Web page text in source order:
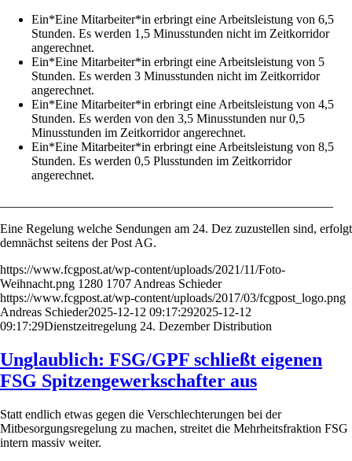
Ein*Eine Mitarbeiter*in erbringt eine Arbeitsleistung von 6,5
Stunden. Es werden 1,5 Minusstunden nicht im Zeitkorridor
angerechnet.
Ein*Eine Mitarbeiter*in erbringt eine Arbeitsleistung von 5
Stunden. Es werden 3 Minusstunden nicht im Zeitkorridor
angerechnet.
Ein*Eine Mitarbeiter*in erbringt eine Arbeitsleistung von 4,5
Stunden. Es werden von den 3,5 Minusstunden nur 0,5
Minusstunden im Zeitkorridor angerechnet.
Ein*Eine Mitarbeiter*in erbringt eine Arbeitsleistung von 8,5
Stunden. Es werden 0,5 Plusstunden im Zeitkorridor
angerechnet.
Eine Regelung welche Sendungen am 24. Dez zuzustellen sind, erfolgt
demnächst seitens der Post AG.
https://www.fcgpost.at/wp-content/uploads/2021/11/Foto-
Weihnacht.png 1280 1707 Andreas Schieder
https://www.fcgpost.at/wp-content/uploads/2017/03/fcgpost_logo.png
Andreas Schieder2025-12-12 09:17:292025-12-12
09:17:29Dienstzeitregelung 24. Dezember Distribution
Unglaublich: FSG/GPF schließt eigenen
FSG Spitzengewerkschafter aus
Statt endlich etwas gegen die Verschlechterungen bei der
Mitbesorgungsregelung zu machen, streitet die Mehrheitsfraktion FSG
intern massiv weiter.